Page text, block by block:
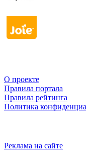
О проекте
Правила портала
Правила рейтинга
Политика
Реклама на сайте